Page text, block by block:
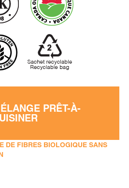
PRÊT-À-
DE FIBRES BIOLOGIQUE SANS